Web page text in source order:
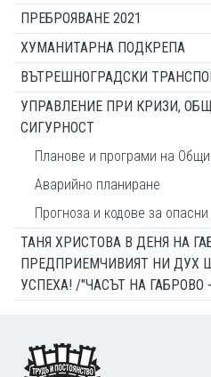
ПРЕБРОЯВАНЕ 2021
ХУМАНИТАРНА ПОДКРЕПА
ВЪТРЕШНОГРАДСКИ
УПРАВЛЕНИЕ ПРИ КРИЗИ,
СИГУРНОСТ
Планове и програми на
Аварийно планиране
Прогноза и кодове за
ТАНЯ ХРИСТОВА В ДЕНЯ НА
ПРЕДПРИЕМЧИВИЯТ НИ ДУХ
УСПЕХА! /"ЧАСЪТ НА ГАБРОВО
Footer